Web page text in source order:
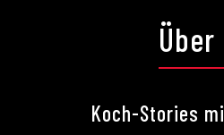
Koch-Stories